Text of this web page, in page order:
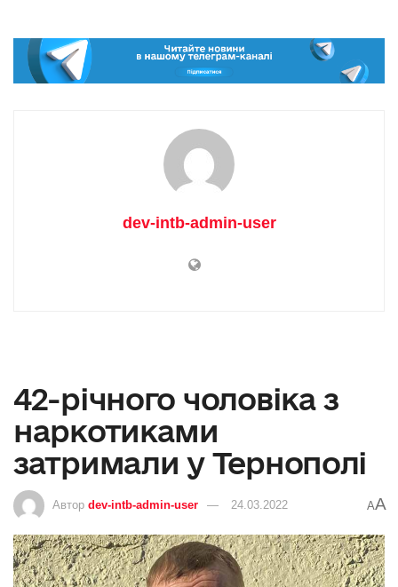
dev-intb-admin-user
42-річного чоловіка з
наркотиками
затримали у Тернополі
Автор dev-intb-admin-user 24.03.2022 AA